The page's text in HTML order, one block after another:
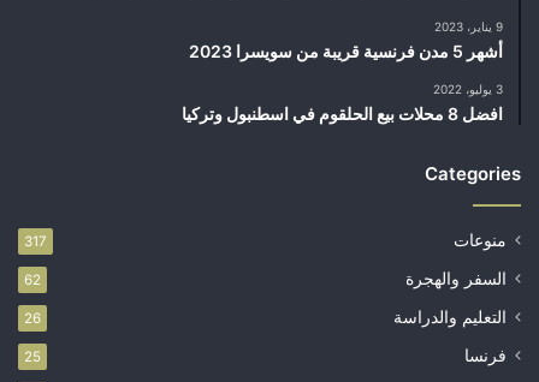
9 يناير، 2023
أشهر 5 مدن فرنسية قريبة من سويسرا 2023
3 يوليو، 2022
افضل 8 محلات بيع الحلقوم في اسطنبول وتركيا
Categories
منوعات 317
السفر والهجرة 62
التعليم والدراسة 26
فرنسا 25